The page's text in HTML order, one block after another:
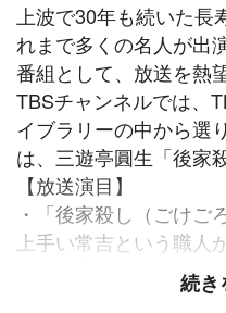
上波で30年も続いた長
れまで多くの名人が出
番組として、放送を熱
TBSチャンネルでは、
イブラリーの中から選
は、三遊亭圓生「後家
【放送演目】
・「後家殺し（ごけ
上手い常吉という職人
といい仲になった。そ
うらやましさ半分おも
続き